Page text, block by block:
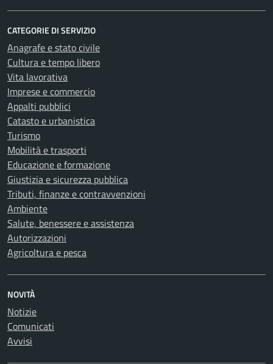
CATEGORIE DI SERVIZIO
Anagrafe e stato civile
Cultura e tempo libero
Vita lavorativa
Imprese e commercio
Appalti pubblici
Catasto e urbanistica
Turismo
Mobilità e trasporti
Educazione e formazione
Giustizia e sicurezza pubblica
Tributi, finanze e contravvenzioni
Ambiente
Salute, benessere e assistenza
Autorizzazioni
Agricoltura e pesca
NOVITÀ
Notizie
Comunicati
Avvisi